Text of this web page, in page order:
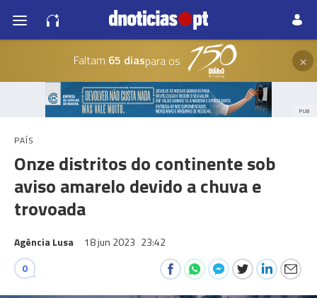
Faltam 65 diaspara os ×
PUB
PAÍS
Onze distritos do continente sob
aviso amarelo devido a chuva e
trovoada
Agência Lusa 18 jun 2023 23:42
0